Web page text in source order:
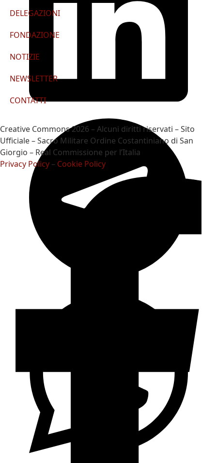
DELEGAZIONI
FONDAZIONE
NOTIZIE
NEWSLETTER
CONTATTI
Creative Commons 2026 – Alcuni diritti riservati – Sito
Ufficiale – Sacro Militare Ordine Costantiniano di San
Giorgio – Real Commissione per l’Italia
Privacy Policy – Cookie Policy